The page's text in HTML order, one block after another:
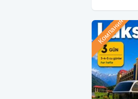
Компания